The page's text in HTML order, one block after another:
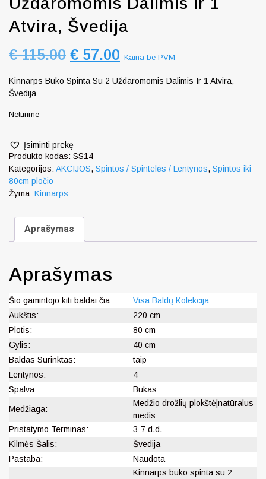
Atvira, Švedija
€115.00 € 57.00 Kaina be PVM
Kinnarps Buko Spinta Su 2 Uždaromomis Dalimis Ir 1 Atvira,
Švedija
Neturime
Įsiminti prekę
Produkto kodas: SS14
Kategorijos: AKCIJOS, Spintos / Spintelės / Lentynos, Spintos iki
80cm pločio
Žyma: Kinnarps
Aprašymas
Aprašymas
Šio gamintojo kiti baldai čia:
Visa Baldų Kolekcija
Aukštis:
220 cm
Plotis:
80 cm
Gylis:
40 cm
Baldas Surinktas:
taip
Lentynos:
4
Spalva:
Bukas
Medžiaga:
Medžio drožlių plokštė|natūralus
medis
Pristatymo Terminas:
3-7 d.d.
Kilmės Šalis:
Švedija
Pastaba:
Naudota
Kinnarps buko spinta su 2